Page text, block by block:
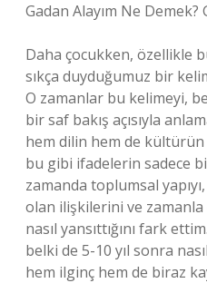
Gadan Alayım Ne
Daha çocukken, özellikle
sıkça duyduğumuz bir
O zamanlar bu kelimeyi,
bir saf bakış açısıyla
hem dilin hem de
bu gibi ifadelerin sadece bir
zamanda toplumsal
olan ilişkilerini ve zamanla
nasıl yansıttığını fark
belki de 5-10 yıl sonra
hem ilginç hem de biraz